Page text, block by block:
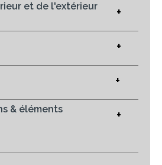
et de l'extérieur +
+
+
& éléments
+